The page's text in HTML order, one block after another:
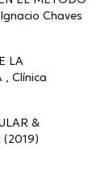
Chaves
LA
, Clínica
&
(2019)